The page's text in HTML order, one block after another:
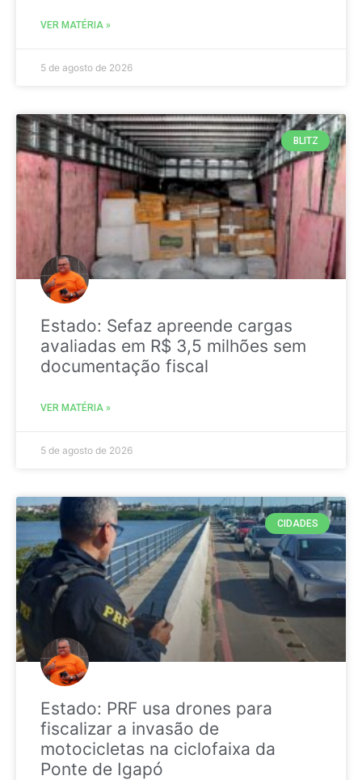
VER MATÉRIA »
5 de agosto de 2026
BLITZ
Estado: Sefaz apreende cargas
avaliadas em R$ 3,5 milhões sem
documentação fiscal
VER MATÉRIA »
5 de agosto de 2026
CIDADES
Estado: PRF usa drones para
fiscalizar a invasão de
motocicletas na ciclofaixa da
Ponte de Igapó